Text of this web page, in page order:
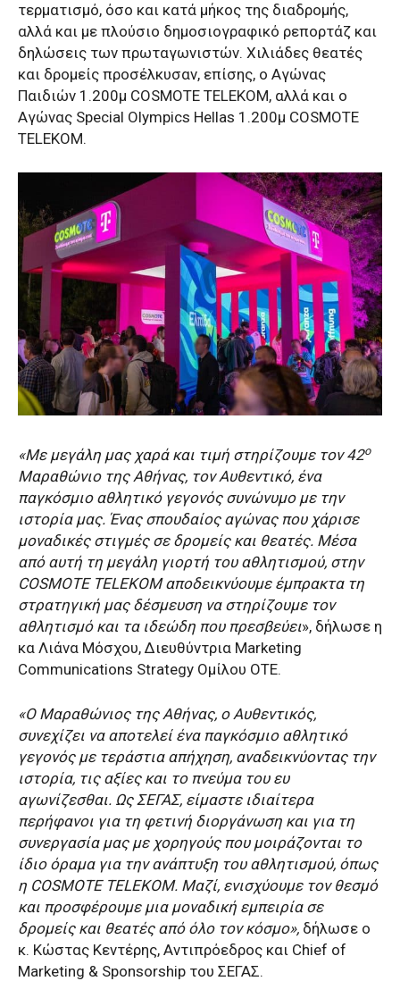
τερματισμό, όσο και κατά μήκος της διαδρομής,
αλλά και με πλούσιο δημοσιογραφικό ρεπορτάζ και
δηλώσεις των πρωταγωνιστών. Χιλιάδες θεατές
και δρομείς προσέλκυσαν, επίσης, ο Αγώνας
Παιδιών 1.200μ COSMOTE TELEKOM, αλλά και ο
Αγώνας Special Olympics Hellas 1.200μ COSMOTE
TELEKOM.
«Με μεγάλη μας χαρά και τιμή στηρίζουμε τον 42ο
Μαραθώνιο της Αθήνας, τον Αυθεντικό, ένα
παγκόσμιο αθλητικό γεγονός συνώνυμο με την
ιστορία μας. Ένας σπουδαίος αγώνας που χάρισε
μοναδικές στιγμές σε δρομείς και θεατές. Μέσα
από αυτή τη μεγάλη γιορτή του αθλητισμού, στην
COSMOTE TELEKOM αποδεικνύουμε έμπρακτα τη
στρατηγική μας δέσμευση να στηρίζουμε τον
αθλητισμό και τα ιδεώδη που πρεσβεύει», δήλωσε η
κα Λιάνα Μόσχου, Διευθύντρια Marketing
Communications Strategy Ομίλου ΟΤΕ.
«Ο Μαραθώνιος της Αθήνας, ο Αυθεντικός,
συνεχίζει να αποτελεί ένα παγκόσμιο αθλητικό
γεγονός με τεράστια απήχηση, αναδεικνύοντας την
ιστορία, τις αξίες και το πνεύμα του ευ
αγωνίζεσθαι. Ως ΣΕΓΑΣ, είμαστε ιδιαίτερα
περήφανοι για τη φετινή διοργάνωση και για τη
συνεργασία μας με χορηγούς που μοιράζονται το
ίδιο όραμα για την ανάπτυξη του αθλητισμού, όπως
η COSMOTE TELEKOM. Μαζί, ενισχύουμε τον θεσμό
και προσφέρουμε μια μοναδική εμπειρία σε
δρομείς και θεατές από όλο τον κόσμο», δήλωσε ο
κ. Κώστας Κεντέρης, Αντιπρόεδρος και Chief of
Marketing & Sponsorship του ΣΕΓΑΣ.